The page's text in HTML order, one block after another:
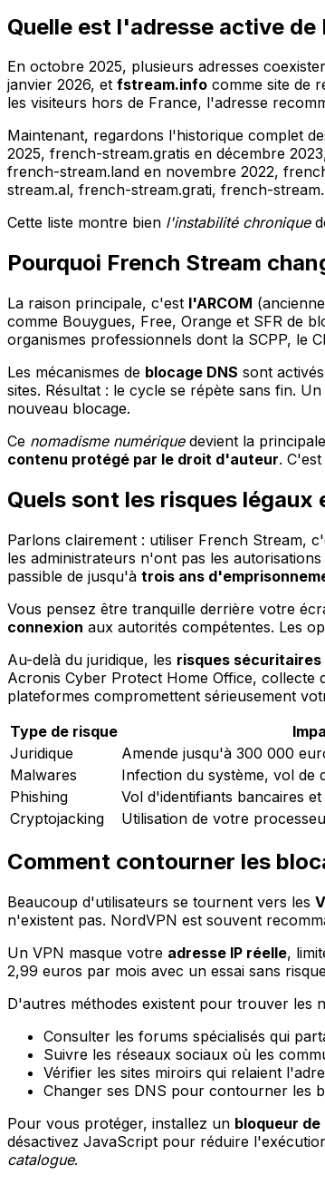
Quelle est l'adresse active
En octobre 2025, plusieurs adresses
janvier 2026, et fstream.info comme site de
les visiteurs hors de France, l'adresse
Maintenant, regardons l'historique complet
2025, french-stream.gratis en décembre
french-stream.land en novembre 2022,
stream.al, french-stream.grati, french-
Cette liste montre bien l'instabilité chronique
Pourquoi French Stream
La raison principale, c'est l'ARCOM
comme Bouygues, Free, Orange et SFR de
organismes professionnels dont la SCPP, le
Les mécanismes de blocage DNS sont
sites. Résultat : le cycle se répète sans fin.
nouveau blocage.
Ce nomadisme numériquedevient la
contenu protégé par le droit d'auteur.
Quels sont les risques légaux
Parlons clairement : utiliser French Stream,
les administrateurs n'ont pas les
passible de jusqu'à trois ans
Vous pensez être tranquille derrière votre
connexion aux autorités compétentes. Les
Au-delà du juridique, les risques sécuritaires
Acronis Cyber Protect Home Office, collecte
plateformes compromettent sérieusement
Type de risque
Juridique
Amende jusqu'à 300 000
Malwares
Infection du système, vol de
Phishing
Vol d'identifiants bancaires
Cryptojacking
Utilisation de votre
Comment contourner les
Beaucoup d'utilisateurs se tournent vers les
n'existent pas. NordVPN est souvent
Un VPN masque votre adresse IP réelle,
2,99 euros par mois avec un essai sans
D'autres méthodes existent pour trouver les
Consulter les forums spécialisés qui
Suivre les réseaux sociaux où les
Vérifier les sites miroirs qui relaient
Changer ses DNS pour contourner les
Pour vous protéger, installez un bloqueur
désactivez JavaScript pour réduire
catalogue.